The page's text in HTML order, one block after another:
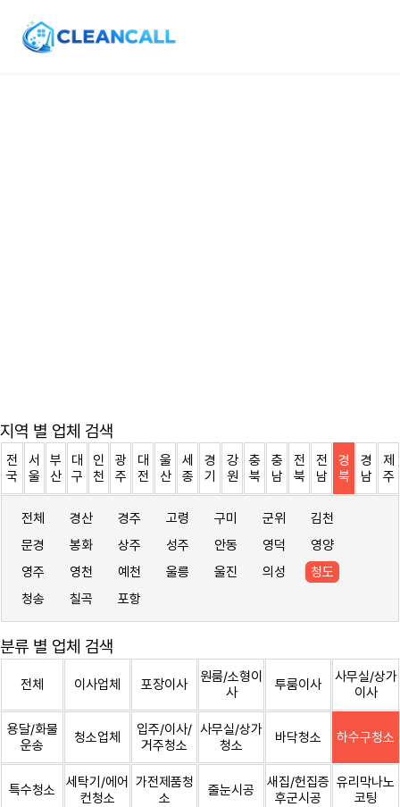
지역 별 업체 검색
전
국
서
울
부
산
대
구
인
천
광
주
대
전
울
산
세
종
경
기
강
원
충
북
충
남
전
북
전
남
경
북
경
남
제
주
전체 경산 경주 고령 구미 군위
김천
문경
봉화 상주 성주 안동 영덕
영양
영주
영천 예천 울릉 울진 의성
청도
청송
칠곡 포항
분류 별 업체 검색
전체 이사업체 포장이사
원룸/소형이
사
투룸이사
사무실/상가
이사
용달/화물
운송
청소업체
입주/이사/
거주청소
사무실/상가
청소
바닥청소 하수구청소
특수청소
세탁기/에어
컨청소
가전제품청
소
줄눈시공
새집/헌집증
후군시공
유리막나노
코팅